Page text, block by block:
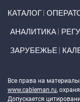
КАТАЛОГ
АНАЛИТИКА
ЗАРУБЕЖЬЕ
Все права на
www.cableman.ru,
Допускается